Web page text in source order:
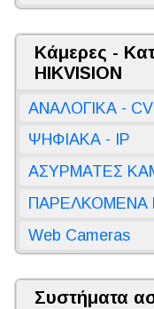
Κάμερες -
HIKVISION
ΑΝΑΛΟΓΙΚΑ -
ΨΗΦΙΑΚΑ - IP
ΑΣΥΡΜΑΤΕΣ
ΠΑΡΕΛΚΟΜΕΝΑ
Web Cameras
Συστήματα